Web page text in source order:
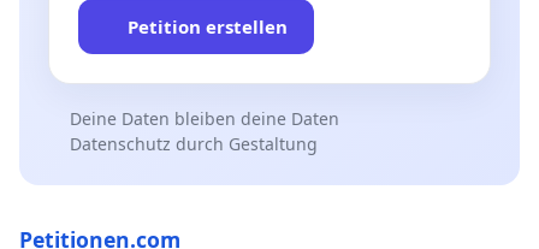
Petition erstellen
Deine Daten bleiben deine Daten
Datenschutz durch Gestaltung
Petitionen.com